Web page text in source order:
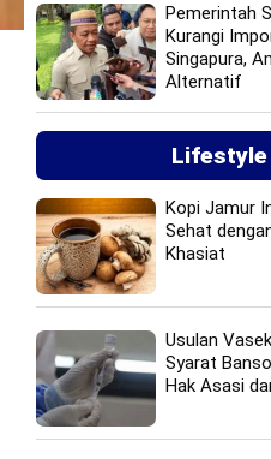
Pemerintah
Kurangi
Singapura,
Alternatif
Lifestyle
Kopi Jamur
Sehat
Khasiat
Usulan
Syarat
Hak Asasi